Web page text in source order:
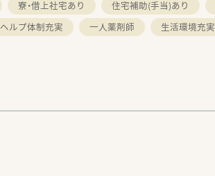
寮・借上社宅あり 住宅補助(手当)あり
ヘルプ体制充実 一人薬剤師 生活環境充実